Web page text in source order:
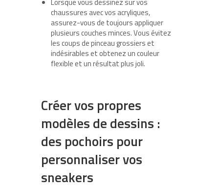
Lorsque vous dessinez sur vos
chaussures avec vos acryliques,
assurez-vous de toujours appliquer
plusieurs couches minces. Vous évitez
les coups de pinceau grossiers et
indésirables et obtenez un couleur
flexible et un résultat plus joli.
Créer vos propres
modèles de dessins :
des pochoirs pour
personnaliser vos
sneakers